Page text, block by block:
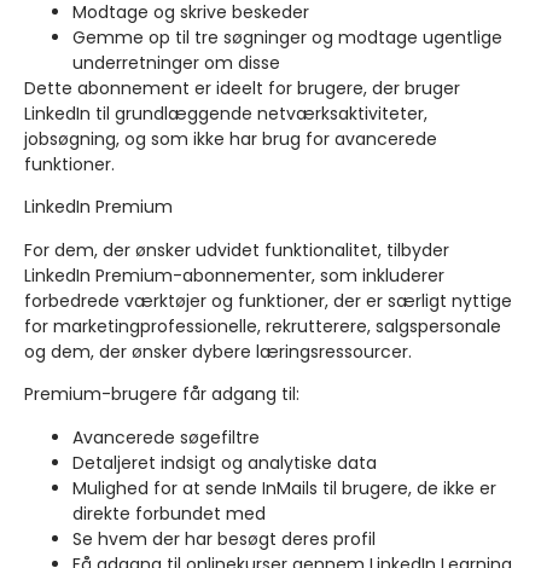
Modtage og skrive beskeder
Gemme op til tre søgninger og modtage ugentlige
underretninger om disse
Dette abonnement er ideelt for brugere, der bruger
LinkedIn til grundlæggende netværksaktiviteter,
jobsøgning, og som ikke har brug for avancerede
funktioner.
LinkedIn Premium
For dem, der ønsker udvidet funktionalitet, tilbyder
LinkedIn Premium-abonnementer, som inkluderer
forbedrede værktøjer og funktioner, der er særligt nyttige
for marketingprofessionelle, rekrutterere, salgspersonale
og dem, der ønsker dybere læringsressourcer.
Premium-brugere får adgang til:
Avancerede søgefiltre
Detaljeret indsigt og analytiske data
Mulighed for at sende InMails til brugere, de ikke er
direkte forbundet med
Se hvem der har besøgt deres profil